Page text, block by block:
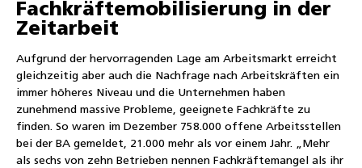
Fachkräftemobilisierung in der
Zeitarbeit
Aufgrund der hervorragenden Lage am Arbeitsmarkt erreicht
gleichzeitig aber auch die Nachfrage nach Arbeitskräften ein
immer höheres Niveau und die Unternehmen haben
zunehmend massive Probleme, geeignete Fachkräfte zu
finden. So waren im Dezember 758.000 offene Arbeitsstellen
bei der BA gemeldet, 21.000 mehr als vor einem Jahr. „Mehr
als sechs von zehn Betrieben nennen Fachkräftemangel als ihr